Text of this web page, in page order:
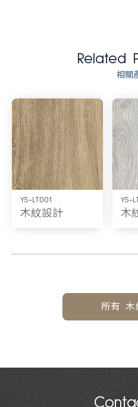
Related
相關
YS-LT001
木紋設計
YS-
木
所有 木